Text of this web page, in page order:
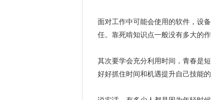
面对工作中可能会使用的软件，设
任。靠死啃知识点一般没有多大的
其次要学会充分利用时间，青春是
好好抓住时间和机遇提升自己技能的